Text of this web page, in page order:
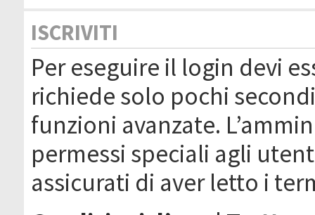
ISCRIVITI
Per eseguire il login devi
richiede solo pochi
funzioni avanzate.
permessi speciali agli
assicurati di aver letto i